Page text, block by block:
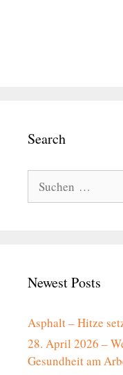
Search
nach:
Newest Posts
Asphalt – Hitze
28. April 2026 –
Gesundheit am